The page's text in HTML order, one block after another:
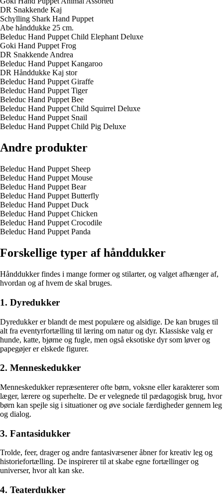
DR Snakkende Kaj
Schylling Shark Hand Puppet
Abe hånddukke 25 cm.
Beleduc Hand Puppet Child Elephant Deluxe
Goki Hand Puppet Frog
DR Snakkende Andrea
Beleduc Hand Puppet Kangaroo
DR Hånddukke Kaj stor
Beleduc Hand Puppet Giraffe
Beleduc Hand Puppet Tiger
Beleduc Hand Puppet Bee
Beleduc Hand Puppet Child Squirrel Deluxe
Beleduc Hand Puppet Snail
Beleduc Hand Puppet Child Pig Deluxe
Andre produkter
Beleduc Hand Puppet Sheep
Beleduc Hand Puppet Mouse
Beleduc Hand Puppet Bear
Beleduc Hand Puppet Butterfly
Beleduc Hand Puppet Duck
Beleduc Hand Puppet Chicken
Beleduc Hand Puppet Crocodile
Beleduc Hand Puppet Panda
Forskellige typer af hånddukker
Hånddukker findes i mange former og stilarter, og valget afhænger af,
hvordan og af hvem de skal bruges.
1. Dyredukker
Dyredukker er blandt de mest populære og alsidige. De kan bruges til
alt fra eventyrfortælling til læring om natur og dyr. Klassiske valg er
hunde, katte, bjørne og fugle, men også eksotiske dyr som løver og
papegøjer er elskede figurer.
2. Menneskedukker
Menneskedukker repræsenterer ofte børn, voksne eller karakterer som
læger, lærere og superhelte. De er velegnede til pædagogisk brug, hvor
børn kan spejle sig i situationer og øve sociale færdigheder gennem leg
og dialog.
3. Fantasidukker
Trolde, feer, drager og andre fantasivæsener åbner for kreativ leg og
historiefortælling. De inspirerer til at skabe egne fortællinger og
universer, hvor alt kan ske.
4. Teaterdukker